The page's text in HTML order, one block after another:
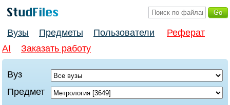
Вузы Предметы Пользователи
Реферат
AI
Заказать работу
Вуз
Предмет